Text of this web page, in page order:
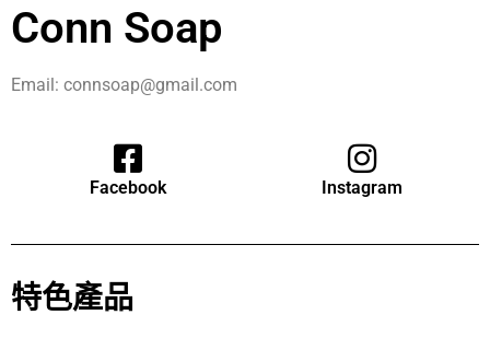
Conn Soap
Email: connsoap@gmail.com
Facebook Instagram
特色產品